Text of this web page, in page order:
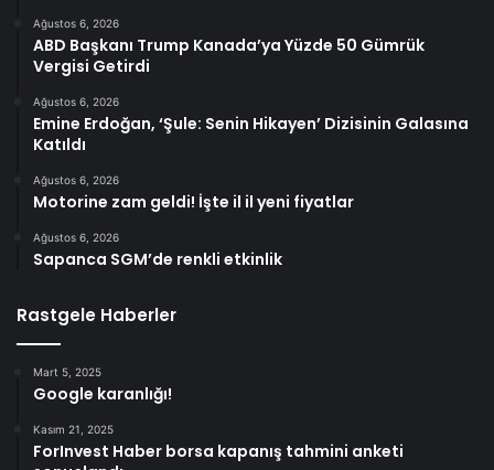
Ağustos 6, 2026
ABD Başkanı Trump Kanada’ya Yüzde 50 Gümrük
Vergisi Getirdi
Ağustos 6, 2026
Emine Erdoğan, ‘Şule: Senin Hikayen’ Dizisinin Galasına
Katıldı
Ağustos 6, 2026
Motorine zam geldi! İşte il il yeni fiyatlar
Ağustos 6, 2026
Sapanca SGM’de renkli etkinlik
Rastgele Haberler
Mart 5, 2025
Google karanlığı!
Kasım 21, 2025
ForInvest Haber borsa kapanış tahmini anketi